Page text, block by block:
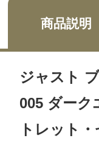
商品説明
ジャスト
005 ダーク
トレット・